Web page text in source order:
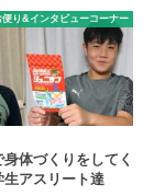
便り&インタビューコーナー
体づくりをしてく
生アスリート達